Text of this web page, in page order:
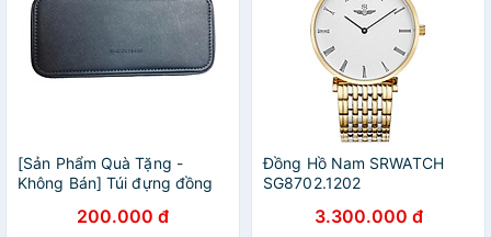
[Sản Phẩm Quà Tặng -
Không Bán] Túi đựng đồng
200.000 đ
Đồng Hồ Nam SRWATCH
SG8702.1202
3.300.000 đ